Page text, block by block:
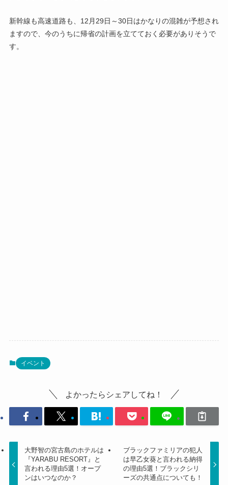
新幹線も高速道路も、12月29日～30日はかなりの混雑が予想され
ますので、今のうちに帰省の計画を立てておく必要がありそうで
す。
イベント
よかったらシェアしてね！
大野智の宮古島のホテルは
『YARABU RESORT』と
言われる理由5選！オープ
ンはいつなのか？
ブラックファミリアの犯人
は早乙女葵と言われる納得
の理由5選！ブラックシリ
ーズの共通点についても！